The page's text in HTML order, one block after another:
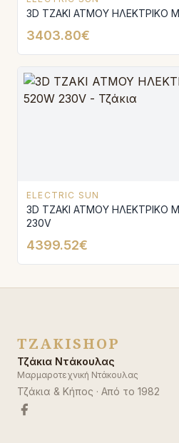
3D ΤΖΑΚΙ ΑΤΜΟΥ ΗΛΕΚΤΡΙΚΟ
3403.80€
ELECTRIC SUN
3D ΤΖΑΚΙ ΑΤΜΟΥ ΗΛΕΚΤΡΙΚΟ
230V
4399.52€
TZAKISHOP
Τζάκια Ντάκουλας
Μαρμαροτεχνική Ντάκουλας
Τζάκια & Κήπος · Από το 1982